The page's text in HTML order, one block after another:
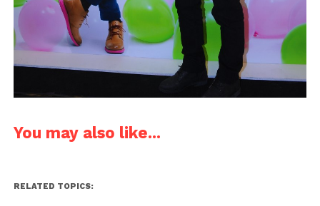
You may also like...
RELATED TOPICS: